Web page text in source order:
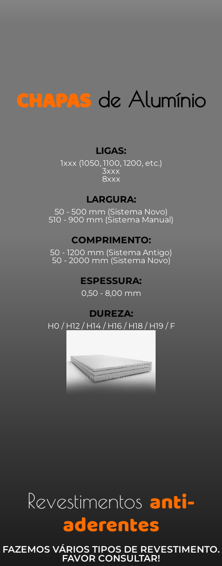
CHAPASde Alumínio
LIGAS:
1xxx (1050, 1100, 1200, etc.)
3xxx
8xxx
LARGURA:
50 - 500 mm (Sistema Novo)
510 - 900 mm (Sistema Manual)
COMPRIMENTO:
50 - 1200 mm (Sistema Antigo)
50 - 2000 mm (Sistema Novo)
ESPESSURA:
0,50 - 8,00 mm
DUREZA:
H0 / H12 / H14 / H16 / H18 / H19 / F
Revestimentos anti-
aderentes
FAZEMOS VÁRIOS TIPOS DE REVESTIMENTO.
FAVOR CONSULTAR!